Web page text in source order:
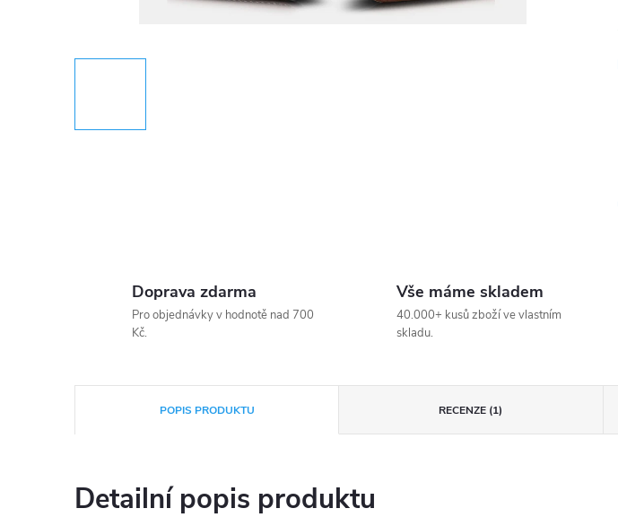
Doprava zdarma
Pro objednávky v hodnotě nad 700
Kč.
Vše máme skladem
40.000+ kusů zboží ve vlastním
skladu.
POPIS PRODUKTU RECENZE (1)
Detailní popis produktu